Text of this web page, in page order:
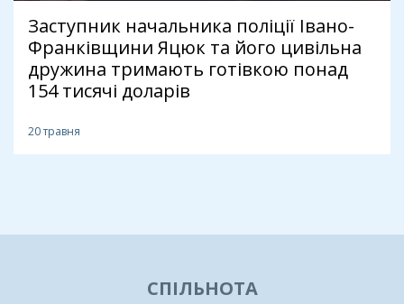
Заступник начальника поліції Івано-
Франківщини Яцюк та його цивільна
дружина тримають готівкою понад
154 тисячі доларів
20 травня
СПІЛЬНОТА